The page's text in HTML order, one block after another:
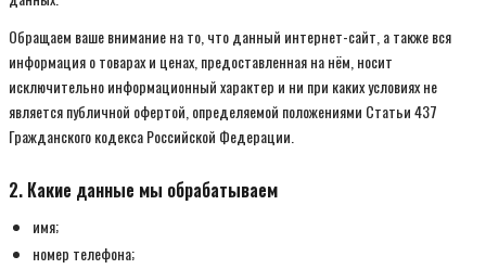
Обращаем ваше внимание на то, что данный интернет-сайт, а также вся
информация о товарах и ценах, предоставленная на нём, носит
исключительно информационный характер и ни при каких условиях не
является публичной офертой, определяемой положениями Статьи 437
Гражданского кодекса Российской Федерации.
2. Какие данные мы обрабатываем
имя;
номер телефона;